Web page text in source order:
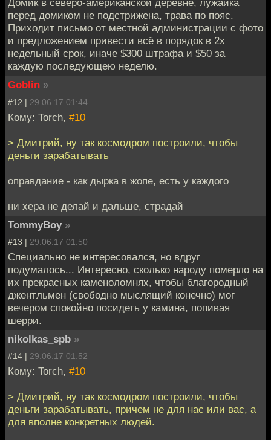
Домик в северо-американской деревне, лужайка
перед домиком не подстрижена, трава по пояс.
Приходит письмо от местной администрации с фото
и предложением привести всё в порядок в 2х
недельный срок, иначе $300 штрафа и $50 за
каждую последующею неделю.
Goblin »
#12 | 29.06.17 01:44
Кому: Torch, #10
> Дмитрий, ну так космодром построили, чтобы
деньги зарабатывать
оправдание - как дырка в жопе, есть у каждого
ни хера не делай и дальше, страдай
TommyBoy »
#13 | 29.06.17 01:50
Специально не интересовался, но вдруг
подумалось... Интересно, сколько народу померло на
их прекрасных каменоломнях, чтобы благородный
джентльмен (свободно мыслящий конечно) мог
вечером спокойно посидеть у камина, попивая
шерри.
nikolkas_spb »
#14 | 29.06.17 01:52
Кому: Torch, #10
> Дмитрий, ну так космодром построили, чтобы
деньги зарабатывать, причем не для нас или вас, а
для вполне конкретных людей.